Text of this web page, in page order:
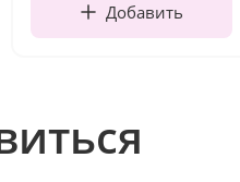
Добавить